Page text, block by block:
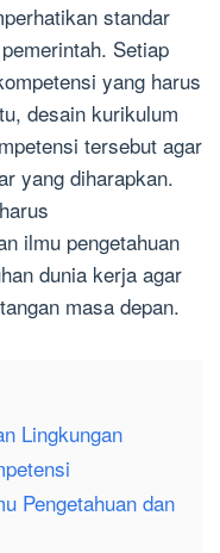
standar
Setiap
yang harus
desain kurikulum
tersebut agar
yang diharapkan.
ilmu pengetahuan
dunia kerja agar
masa depan.
Lingkungan
Pengetahuan dan